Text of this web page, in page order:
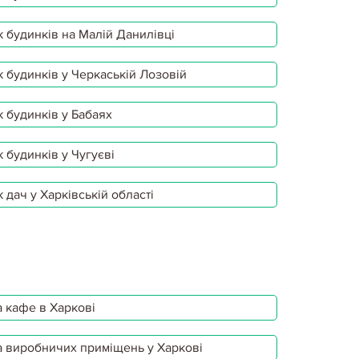
на Малій Данилівці
у Черкаській Лозовій
у Бабаях
у Чугуєві
у Харківській області
в Харкові
приміщень у Харкові